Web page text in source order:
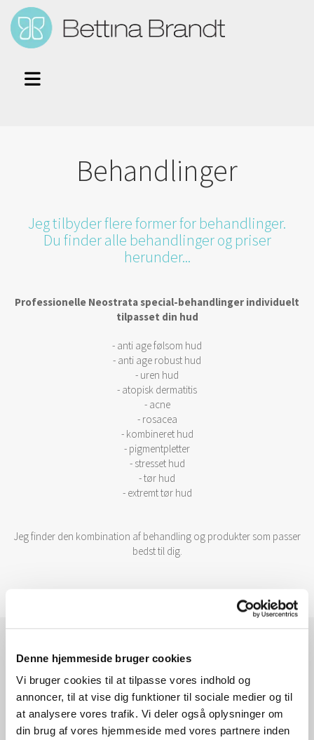
Denne hjemmeside bruger cookies
Vi bruger cookies til at tilpasse vores indhold og
annoncer, til at vise dig funktioner til sociale medier og til
at analysere vores trafik. Vi deler også oplysninger om
din brug af vores hjemmeside med vores partnere inden
Behandlinger
Jeg tilbyder flere former for behandlinger.
Du finder alle behandlinger og priser
herunder...
Professionelle Neostrata special-behandlinger individuelt
tilpasset din hud
- anti age følsom hud
- anti age robust hud
- uren hud
- atopisk dermatitis
- acne
- rosacea
- kombineret hud
- pigmentpletter
- stresset hud
- tør hud
- extremt tør hud
Jeg finder den kombination af behandling og produkter som passer
bedst til dig.